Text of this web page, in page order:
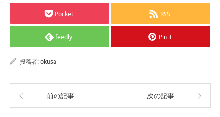
Pocket RSS
feedly Pin it
投稿者:okusa
前の記事 次の記事